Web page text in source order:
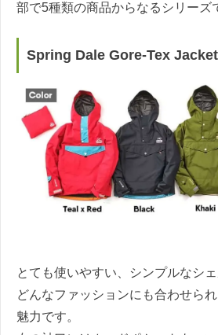
部で5種類の商品からなるシリーズ
Spring Dale Gore-Tex Jacket
とても使いやすい、シンプルなシェ
どんなファッションにも合わせら
魅力です。